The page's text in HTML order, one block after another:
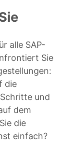
alle SAP-
Sie
die
und
dem
die
einfach?